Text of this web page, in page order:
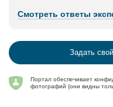
Смотреть ответы
Задать
Портал обеспечивает
фотографий (они видны